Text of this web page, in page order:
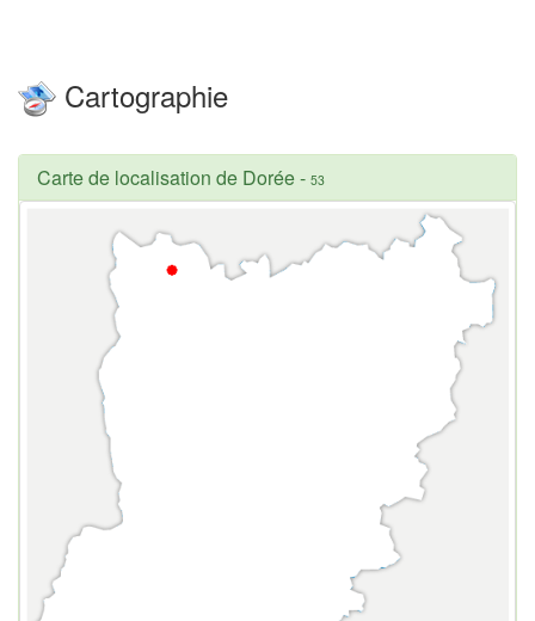
Cartographie
Carte de localisation de Dorée- 53